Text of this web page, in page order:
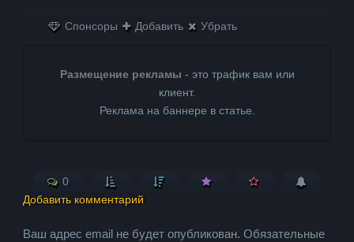
Спонсоры Добавить Убрать
Размещение рекламы - это трафик вам или
клиент.
Реклама на баннере в статье.
0
Добавить комментарий
Ваш адрес email не будет опубликован. Обязательные